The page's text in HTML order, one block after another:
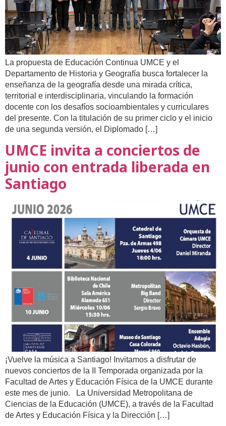
La propuesta de Educación Continua UMCE y el
Departamento de Historia y Geografía busca fortalecer la
enseñanza de la geografía desde una mirada crítica,
territorial e interdisciplinaria, vinculando la formación
docente con los desafíos socioambientales y curriculares
del presente. Con la titulación de su primer ciclo y el inicio
de una segunda versión, el Diplomado […]
UMCE invita a conciertos de
junio con entrada liberada en
Santiago
¡Vuelve la música a Santiago! Invitamos a disfrutar de
nuevos conciertos de la II Temporada organizada por la
Facultad de Artes y Educación Física de la UMCE durante
este mes de junio. La Universidad Metropolitana de
Ciencias de la Educación (UMCE), a través de la Facultad
de Artes y Educación Física y la Dirección […]